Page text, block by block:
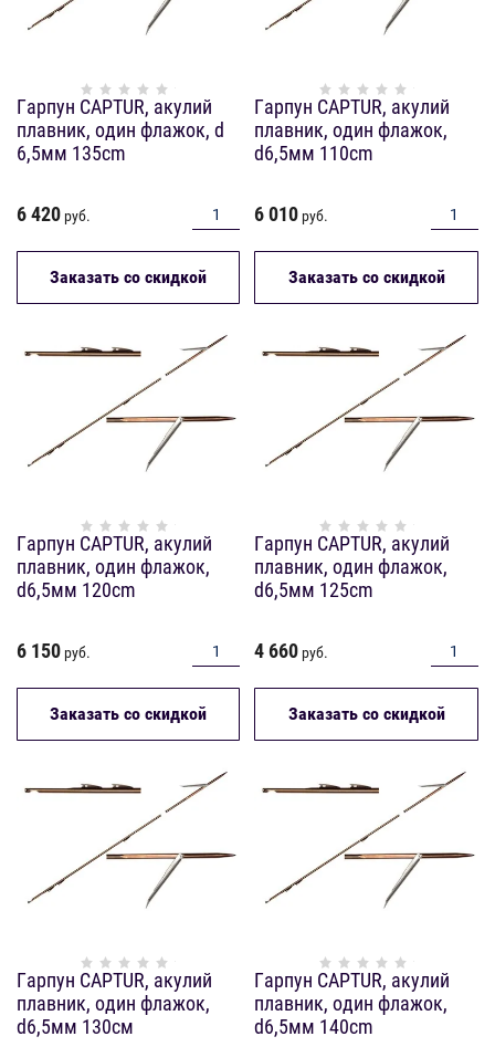
Гарпун CAPTUR, акулий
плавник, один флажок, d
6,5мм 135cm
6 420 руб.
Заказать со скидкой
Гарпун CAPTUR, акулий
плавник, один флажок,
d6,5мм 110cm
6 010 руб.
Заказать со скидкой
Гарпун CAPTUR, акулий
плавник, один флажок,
d6,5мм 120cm
6 150 руб.
Заказать со скидкой
Гарпун CAPTUR, акулий
плавник, один флажок,
d6,5мм 125cm
4 660 руб.
Заказать со скидкой
Гарпун CAPTUR, акулий
плавник, один флажок,
d6,5мм 130см
Гарпун CAPTUR, акулий
плавник, один флажок,
d6,5мм 140cm